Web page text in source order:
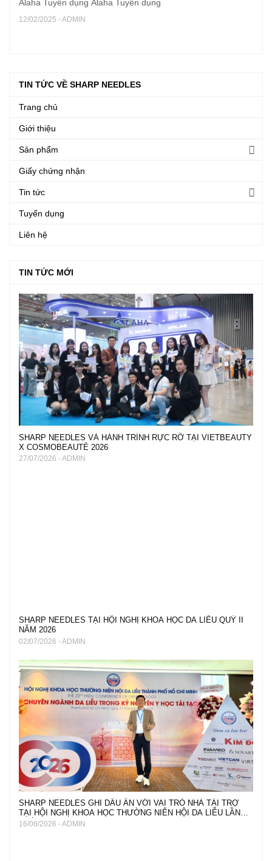
TIN TỨC VỀ SHARP NEEDLES
Trang chủ
Giới thiệu
Sản phẩm
Giấy chứng nhận
Tin tức
Tuyển dụng
Liên hệ
TIN TỨC MỚI
SHARP NEEDLES VÀ HÀNH TRÌNH RỰC RỠ TẠI VIETBEAUTY
X COSMOBEAUTÉ 2026
27/07/2026 - ADMIN
SHARP NEEDLES TẠI HỘI NGHỊ KHOA HỌC DA LIỄU QUÝ II
NĂM 2026
02/07/2026 - ADMIN
SHARP NEEDLES GHI DẤU ẤN VỚI VAI TRÒ NHÀ TÀI TRỢ
TẠI HỘI NGHỊ KHOA HỌC THƯỜNG NIÊN HỘI DA LIỄU LẦN
THỨ 22
16/06/2026 - ADMIN
Alaha Tuyển dụng Alaha Tuyển dụng
12/02/2025 - ADMIN